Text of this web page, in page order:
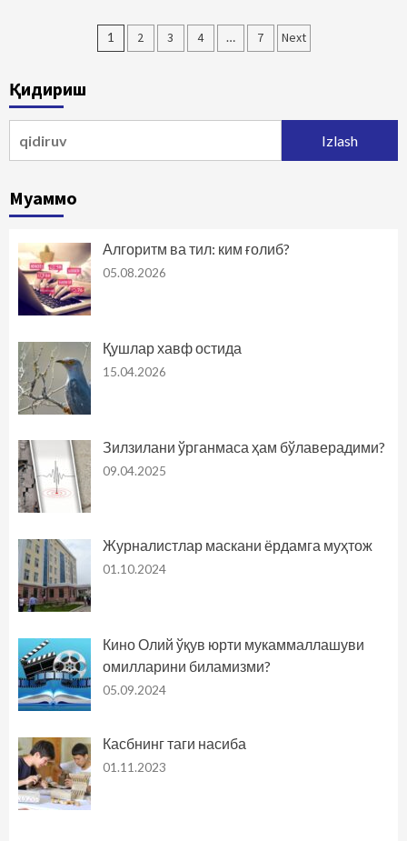
Maqolalar
1 2 3 4 … 7 Next
Қидириш
Муаммо
Алгоритм ва тил: ким ғолиб?
05.08.2026
Қушлар хавф остида
15.04.2026
Зилзилани ўрганмаса ҳам бўлаверадими?
09.04.2025
Журналистлар маскани ёрдамга муҳтож
01.10.2024
Кино Олий ўқув юрти мукаммаллашуви
омилларини биламизми?
05.09.2024
Касбнинг таги насиба
01.11.2023